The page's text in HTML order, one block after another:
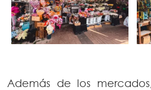
Además de los